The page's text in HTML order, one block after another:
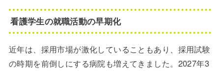
看護学生の就職活動の早期化
近年は、採用市場が激化していることもあり、採用試験
の時期を前倒しにする病院も増えてきました。2027年3